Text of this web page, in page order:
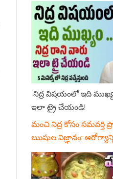
నిద్ర విషయంలో ఇది
ఇలా ట్రై చేయండి!
మంచి నిద్ర కోసం
ఋషుల విజ్ఞానం: